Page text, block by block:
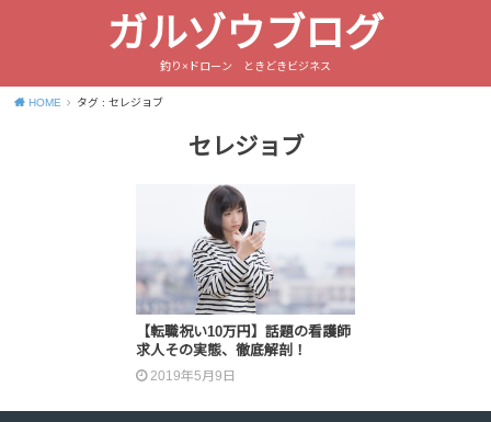
ガルゾウブログ
釣り×ドローン ときどきビジネス
HOME タグ : セレジョブ
セレジョブ
【転職祝い10万円】話題の看護師
求人その実態、徹底解剖！
2019年5月9日